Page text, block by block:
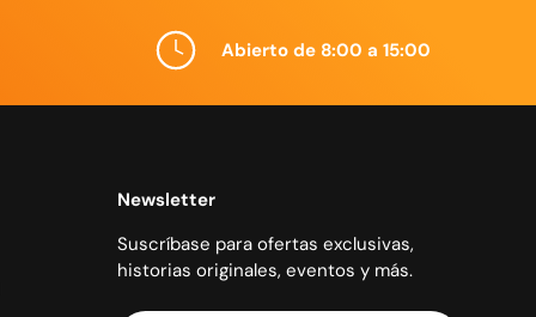
Abierto de 8:00 a 15:00
Newsletter
Suscríbase para ofertas exclusivas,
historias originales, eventos y más.